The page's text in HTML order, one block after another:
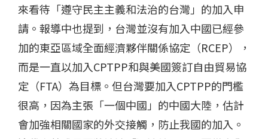
來看待「遵守民主主義和法治的台灣」的加入申
請。報導中也提到，台灣並沒有加入中國已經參
加的東亞區域全面經濟夥伴關係協定（RCEP），
而是一直以加入CPTPP和與美國簽訂自由貿易協
定（FTA）為目標。但台灣要加入CPTPP的門檻
很高，因為主張「一個中國」的中國大陸，估計
會加強相關國家的外交接觸，防止我國的加入。